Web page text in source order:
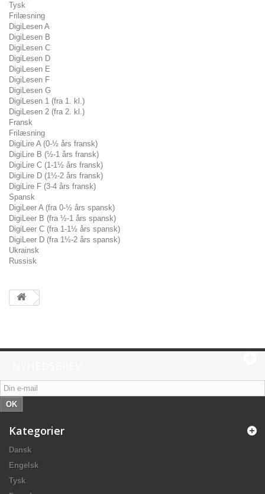
Tysk
Frilæsning
DigiLesen A
DigiLesen B
DigiLesen C
DigiLesen D
DigiLesen E
DigiLesen F
DigiLesen G
DigiLesen 1 (fra 1. kl.)
DigiLesen 2 (fra 2. kl.)
Fransk
Frilæsning
DigiLire A (0-½ års fransk)
DigiLire B (½-1 års fransk)
DigiLire C (1-1½ års fransk)
DigiLire D (1½-2 års fransk)
DigiLire F (3-4 års fransk)
Spansk
DigiLeer A (fra 0-½ års spansk)
DigiLeer B (fra ½-1 års spansk)
DigiLeer C (fra 1-1½ års spansk)
DigiLeer D (fra 1½-2 års spansk)
Ukrainsk
Russisk
OK
Kategorier
Dansk
Engelsk
Tysk